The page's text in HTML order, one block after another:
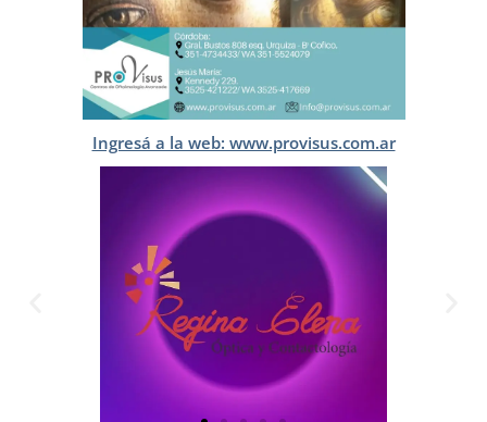
Ingresá a la web: www.provisus.com.ar